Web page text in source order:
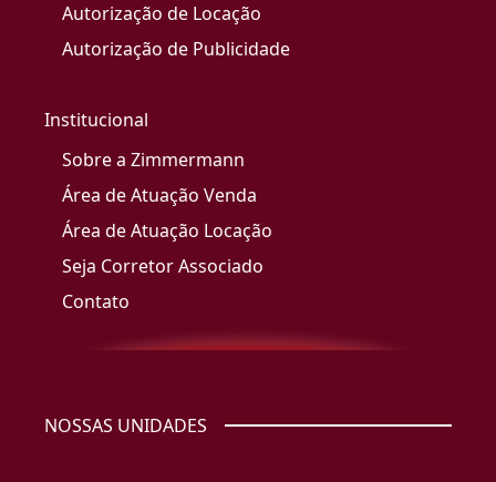
Autorização de Locação
Autorização de Publicidade
Institucional
Sobre a Zimmermann
Área de Atuação Venda
Área de Atuação Locação
Seja Corretor Associado
Contato
NOSSAS UNIDADES